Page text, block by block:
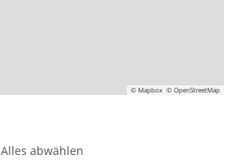
© Mapbox © OpenStreetMap
Alles abwählen